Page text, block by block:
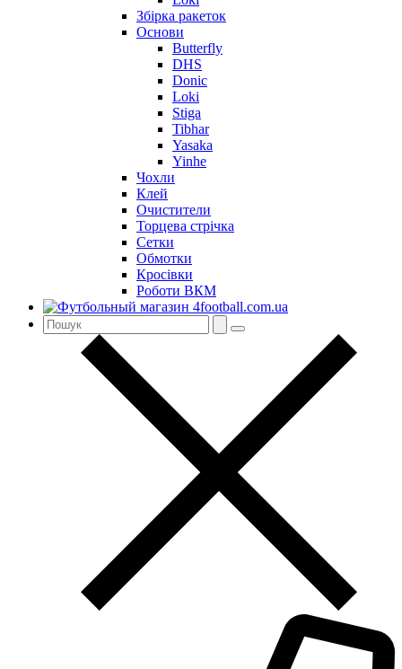
Збірка ракеток
Основи
Butterfly
DHS
Donic
Loki
Stiga
Tibhar
Yasaka
Yinhe
Чохли
Клей
Очистители
Торцева стрічка
Сетки
Обмотки
Кросівки
Роботи ВКМ